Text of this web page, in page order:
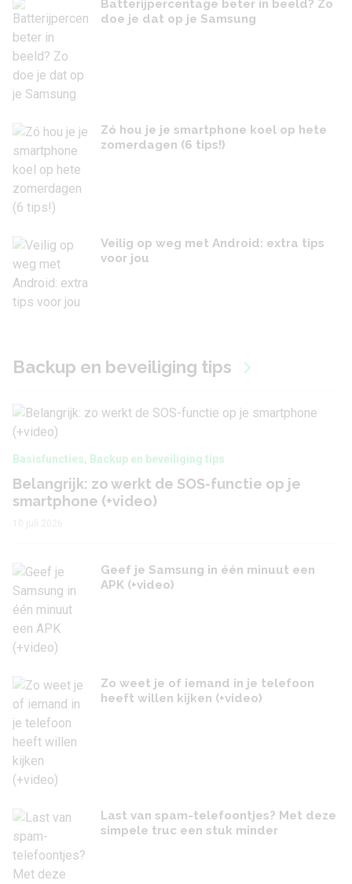
Batterijpercentage beter in beeld? Zo
doe je dat op je Samsung
Zó hou je je smartphone koel op hete
zomerdagen (6 tips!)
Veilig op weg met Android: extra tips
voor jou
Backup en beveiliging tips
Basisfuncties, Backup en beveiliging tips
Belangrijk: zo werkt de SOS-functie op je
smartphone (+video)
Geef je Samsung in één minuut een
APK (+video)
Zo weet je of iemand in je telefoon
heeft willen kijken (+video)
Last van spam-telefoontjes? Met deze
simpele truc een stuk minder